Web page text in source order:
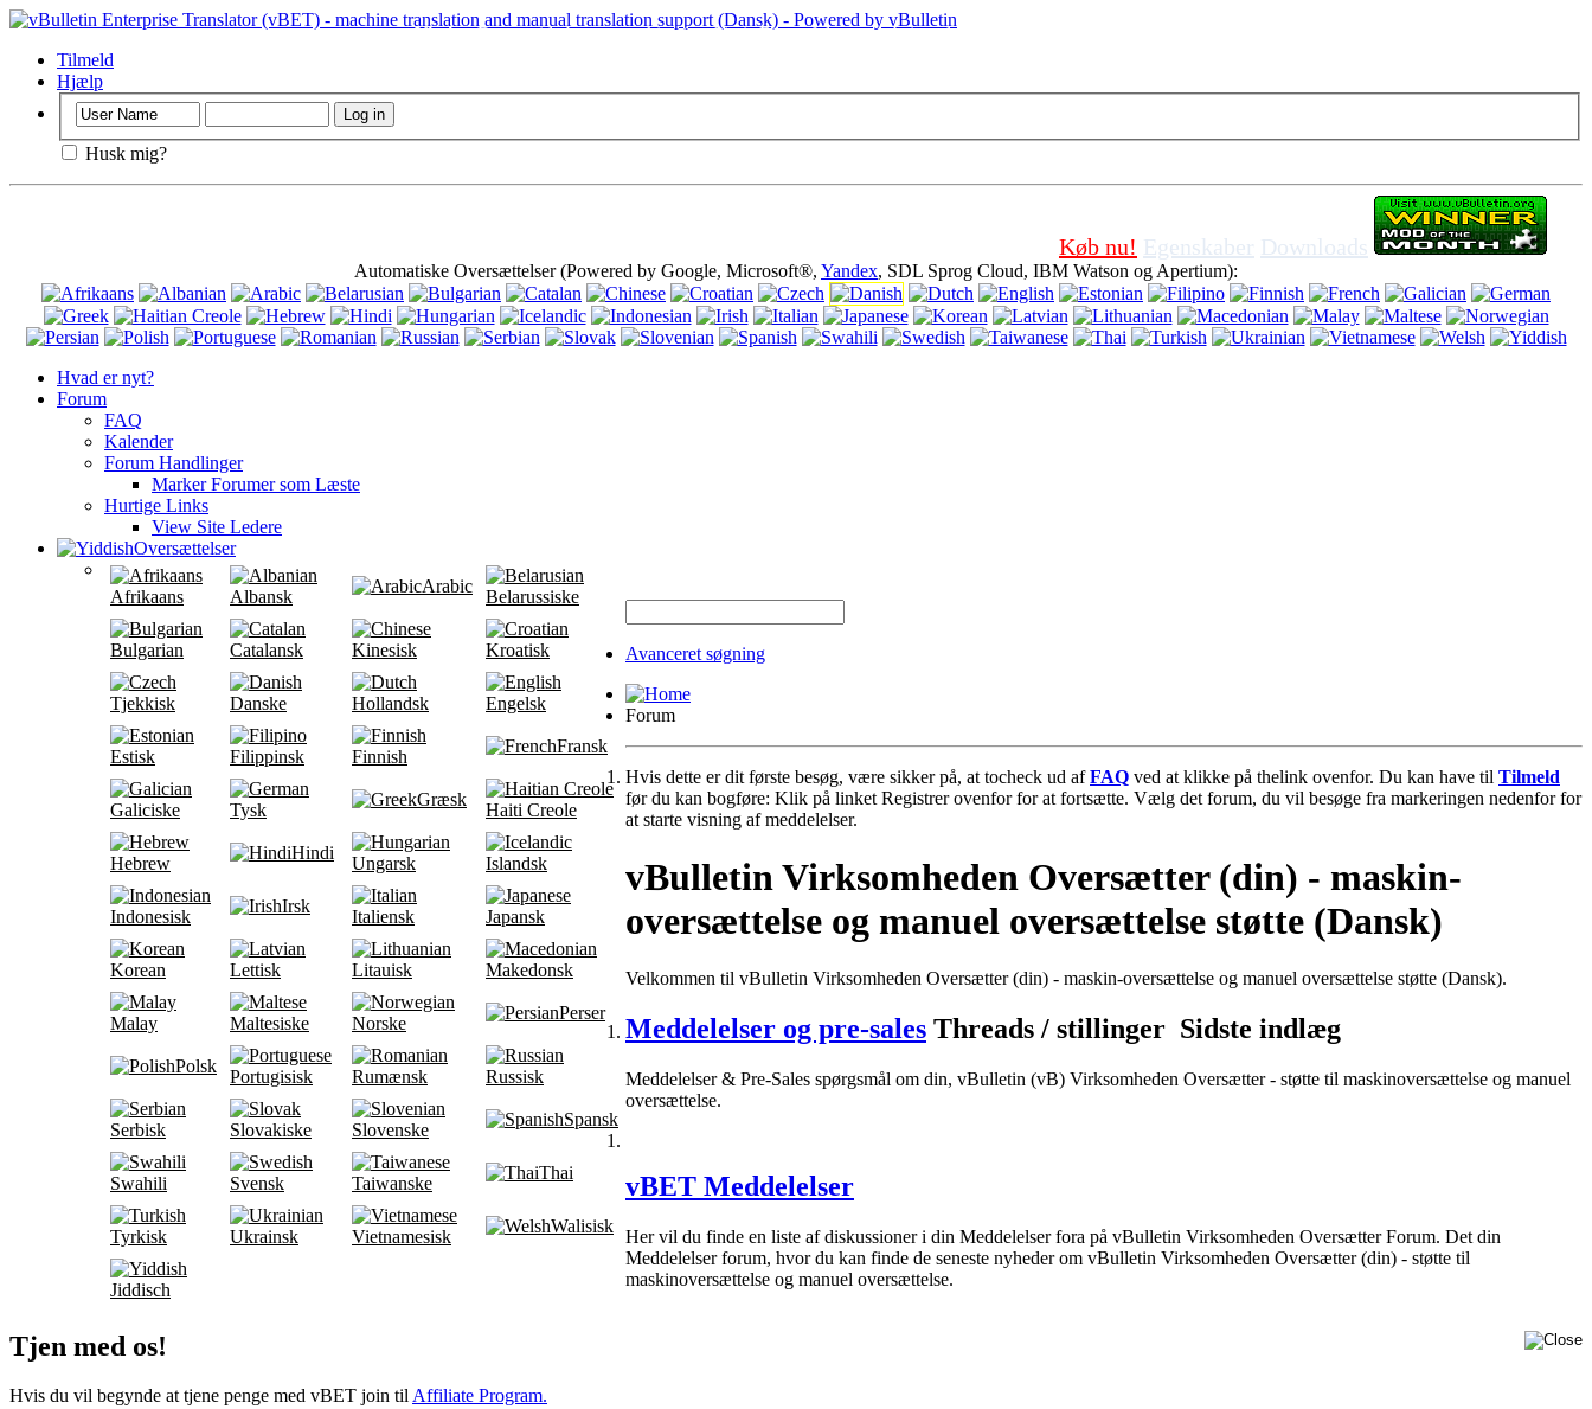
Vigtigt: Denne side bruger cookies (cookies). Brug af denne website uden at slukke cookies i browseren, betyder det, at du accepterer for at bruge det.
Tilmeld
Hjælp
Husk mig?
Køb nu! Egenskaber Downloads
Automatiske Oversættelser (Powered by Google, Microsoft®, Yandex, SDL Sprog Cloud, IBM Watson og Apertium):
Hvad er nyt?
Forum
FAQ
Kalender
Forum Handlinger
Marker Forumer som Læste
Hurtige Links
View Site Ledere
Oversættelser
Afrikaans Albansk
Arabic
Belarussiske
Bulgarian Catalansk Kinesisk Kroatisk
Tjekkisk Danske Hollandsk Engelsk
Estisk Filippinsk Finnish
Fransk
Galiciske Tysk
Græsk
Haiti Creole
Hebrew
Hindi
Ungarsk Islandsk
Indonesisk
Irsk
Italiensk Japansk
Korean Lettisk Litauisk Makedonsk
Malay Maltesiske Norske
Perser
Polsk
Portugisisk Rumænsk Russisk
Serbisk Slovakiske Slovenske
Spansk
Swahili Svensk Taiwanske
Thai
Tyrkisk Ukrainsk Vietnamesisk
Walisisk
Jiddisch
Avanceret søgning
Forum
Tjen med os!
Hvis du vil begynde at tjene penge med vBET join tilAffiliate Program.
Hvis dette er dit første besøg, være sikker på, at tocheck ud afFAQ ved at klikke på thelink ovenfor. Du kan have til Tilmeld
før du kan bogføre: Klik på linket Registrer ovenfor for at fortsætte. Vælg det forum, du vil besøge fra markeringen nedenfor for
at starte visning af meddelelser.
vBulletin Virksomheden Oversætter (din) - maskin-
oversættelse og manuel oversættelse støtte (Dansk)
Velkommen til vBulletin Virksomheden Oversætter (din) - maskin-oversættelse og manuel oversættelse støtte (Dansk).
Meddelelser og pre-sales Threads / stillinger Sidste indlæg
Meddelelser & Pre-Sales spørgsmål om din, vBulletin (vB) Virksomheden Oversætter - støtte til maskinoversættelse og manuel
oversættelse.
vBET Meddelelser
Her vil du finde en liste af diskussioner i din Meddelelser fora på vBulletin Virksomheden Oversætter Forum. Det din
Meddelelser forum, hvor du kan finde de seneste nyheder om vBulletin Virksomheden Oversætter (din) - støtte til
maskinoversættelse og manuel oversættelse.